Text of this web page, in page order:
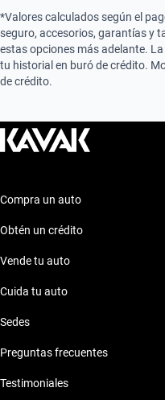
*Valores calculados según el
seguro, accesorios, garantías y
estas opciones más adelante.
tu historial en buró de crédito.
de crédito.
Compra un auto
Obtén un crédito
Vende tu auto
Cuida tu auto
Sedes
Preguntas frecuentes
Testimoniales